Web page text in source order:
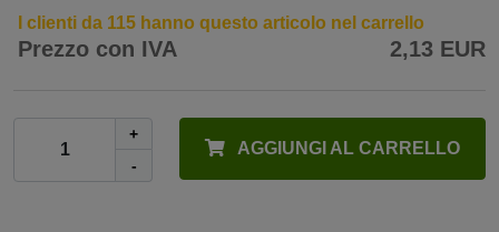
I clienti da 115 hanno questo articolo nel carrello
Prezzo con IVA 2,13 EUR
+
-
AGGIUNGI AL CARRELLO